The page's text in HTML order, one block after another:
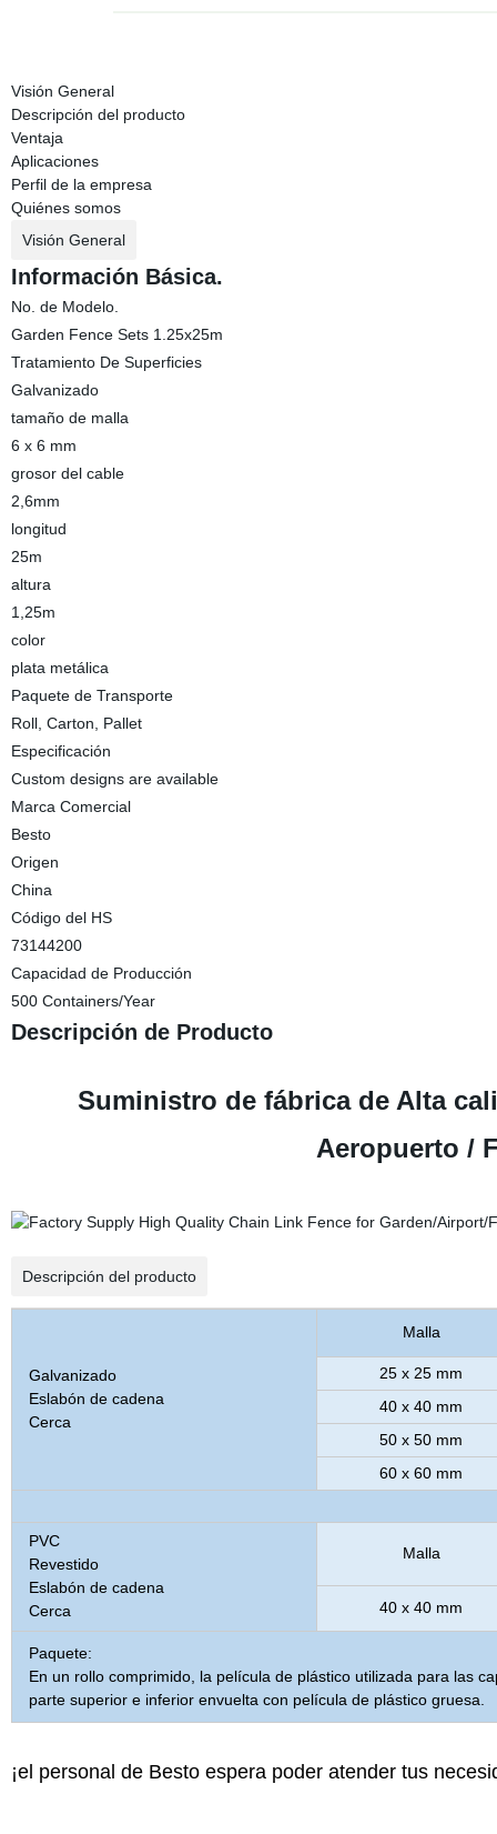
Visión General
Descripción del producto
Ventaja
Aplicaciones
Perfil de la empresa
Quiénes somos
Visión General
Información Básica.
No. de Modelo.
Garden Fence Sets 1.25x25m
Tratamiento De Superficies
Galvanizado
tamaño de malla
6 x 6 mm
grosor del cable
2,6mm
longitud
25m
altura
1,25m
color
plata metálica
Paquete de Transporte
Roll, Carton, Pallet
Especificación
Custom designs are available
Marca Comercial
Besto
Origen
China
Código del HS
73144200
Capacidad de Producción
500 Containers/Year
Descripción de Producto
Suministro de fábrica de Alta
Aeropuerto /
Descripción del producto
Galvanizado
Eslabón de cadena
Cerca
Malla
25 x 25 mm
40 x 40 mm
50 x 50 mm
60 x 60 mm
PVC
Revestido
Eslabón de cadena
Cerca
Malla
40 x 40 mm
Paquete:
En un rollo comprimido, la película de plástico utilizada para las
parte superior e inferior envuelta con película de plástico gruesa.
¡el personal de Besto espera poder atender tus